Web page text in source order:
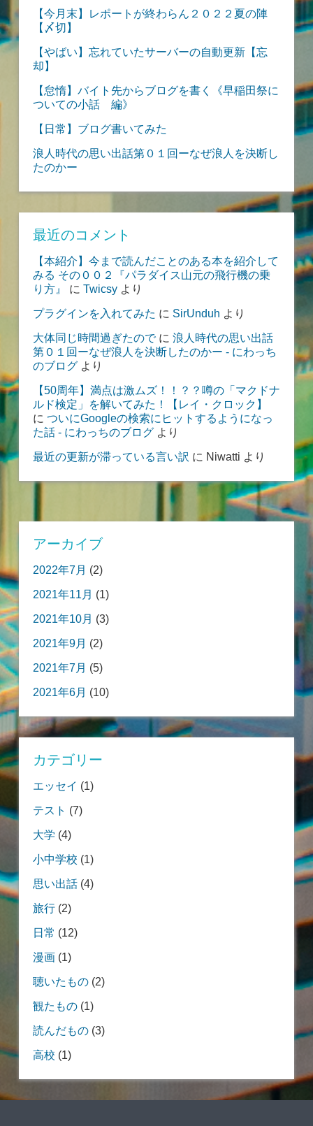
【今月末】レポートが終わらん２０２２夏の陣
【〆切】
【やばい】忘れていたサーバーの自動更新【忘
却】
【怠惰】バイト先からブログを書く《早稲田祭に
ついての小話 編》
【日常】ブログ書いてみた
浪人時代の思い出話第０１回ーなぜ浪人を決断し
たのかー
最近のコメント
【本紹介】今まで読んだことのある本を紹介して
みる その００２『パラダイス山元の飛行機の乗
り方』
に Twicsyより
プラグインを入れてみた に SirUnduh より
大体同じ時間過ぎたのでに 浪人時代の思い出話
第０１回ーなぜ浪人を決断したのかー - にわっち
のブログより
【50周年】満点は激ムズ！！？？噂の「マクドナ
ルド検定」を解いてみた！【レイ・クロック】
に ついにGoogleの検索にヒットするようになっ
た話 - にわっちのブログより
最近の更新が滞っている言い訳 に Niwatti より
アーカイブ
2022年7月 (2)
2021年11月 (1)
2021年10月 (3)
2021年9月 (2)
2021年7月 (5)
2021年6月 (10)
カテゴリー
エッセイ (1)
テスト (7)
大学 (4)
小中学校 (1)
思い出話(4)
旅行(2)
日常 (12)
漫画(1)
聴いたもの(2)
観たもの(1)
読んだもの(3)
高校 (1)